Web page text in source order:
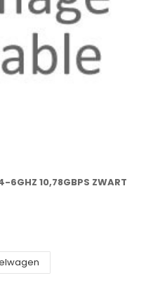
6GHZ 10,78GBPS ZWART